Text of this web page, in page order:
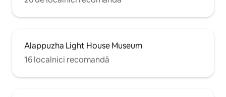
Alappuzha Light House Museum
16 localnici recomandă